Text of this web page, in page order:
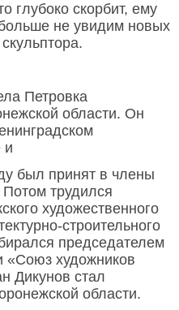
глубоко скорбит, ему
не увидим новых
Петровка
области. Он
и
был принят в члены
трудился
художественного
строительного
председателем
«Союз художников
Дикунов стал
области.